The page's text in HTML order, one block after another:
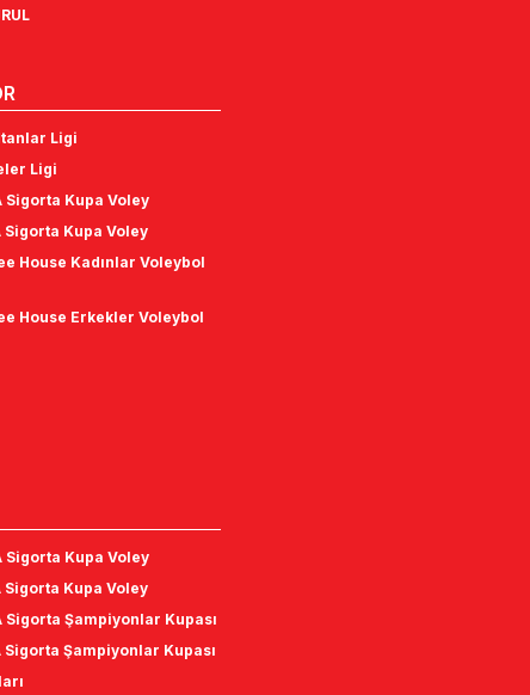
Ligi
Ligi
Sigorta Kupa Voley
Sigorta Kupa Voley
House Kadınlar Voleybol
House Erkekler Voleybol
Sigorta Kupa Voley
Sigorta Kupa Voley
Sigorta Şampiyonlar Kupası
Sigorta Şampiyonlar Kupası